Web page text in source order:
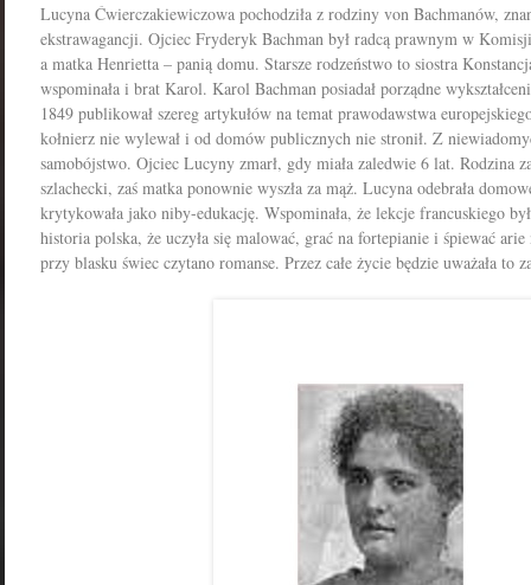
Lucyna Ćwierczakiewiczowa pochodziła z rodziny von Bachmanów,
ekstrawagancji. Ojciec Fryderyk Bachman był radcą prawnym w
a matka Henrietta – panią domu. Starsze rodzeństwo to siostra
wspominała i brat Karol. Karol Bachman posiadał porządne
1849 publikował szereg artykułów na temat prawodawstwa
kołnierz nie wylewał i od domów publicznych nie stronił. Z
samobójstwo. Ojciec Lucyny zmarł, gdy miała zaledwie 6 lat. Rodzina
szlachecki, zaś matka ponownie wyszła za mąż. Lucyna odebrała
krytykowała jako niby-edukację. Wspominała, że lekcje francuskiego
historia polska, że uczyła się malo­wać, grać na fortepianie i śpiewać
przy blasku świec czytano romanse. Przez całe życie będzie uważała to